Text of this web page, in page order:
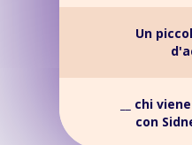
Un
__ chi
con